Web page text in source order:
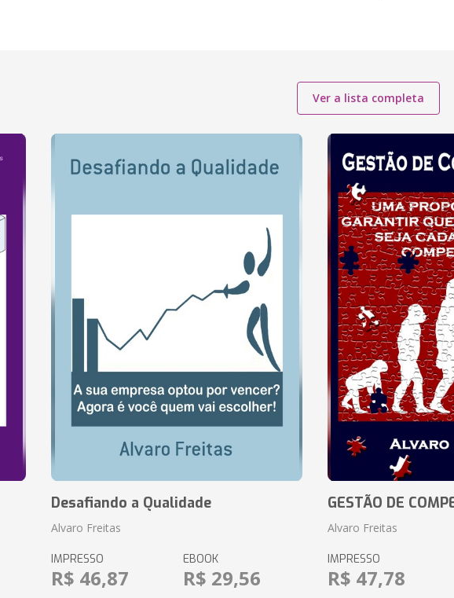
Ver a lista completa
Desafiando a Qualidade
Alvaro Freitas
IMPRESSO
R$ 46,87
EBOOK
R$ 29,56
GESTÃO DE
Alvaro Freitas
IMPRESSO
R$ 47,78